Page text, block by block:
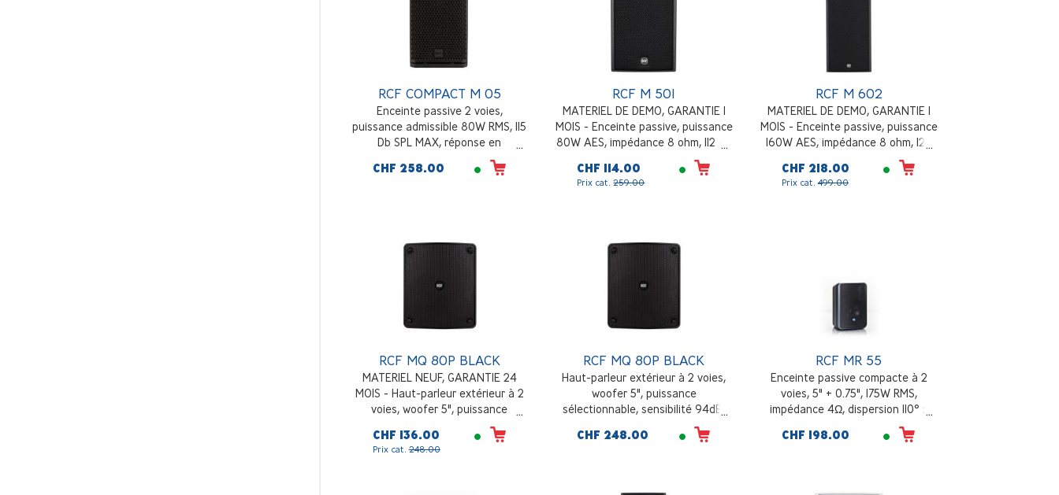
RCF COMPACT M 05
Enceinte passive 2 voies,
puissance admissible 80W RMS, 115
Db SPL MAX, réponse en
fréquence 70 - 20000 Hz, pavillon
à directivité constante 120°x80°,
CHF 258.00
RCF M 501
MATERIEL DE DEMO, GARANTIE 1
MOIS - Enceinte passive, puissance
80W AES, impédance 8 ohm, 112 dB
MAX SPL, 5.5" + 1", dispersion 90° x
90°, noir
CHF 114.00
Prix cat.259.00
RCF M 602
MATERIEL DE DEMO, GARANTIE 1
MOIS - Enceinte passive, puissance
160W AES, impédance 8 ohm, 123
dB MAX SPL, 2x6.5" + 1", dispersion
90° x 90°, noir
CHF 218.00
Prix cat.499.00
RCF MQ 80P BLACK
MATERIEL NEUF, GARANTIE 24
MOIS - Haut-parleur extérieur à 2
voies, woofer 5", puissance
sélectionnable, sensibilité 94dB,
réponse en fréquence 100Hz -
20000Hz, IP55, noir
CHF 136.00
Prix cat.248.00
RCF MQ 80P BLACK
Haut-parleur extérieur à 2 voies,
woofer 5", puissance
sélectionnable, sensibilité 94dB,
réponse en fréquence 100Hz -
20000Hz, IP55, noir
CHF 248.00
RCF MR 55
Enceinte passive compacte à 2
voies, 5" + 0.75", 175W RMS,
impédance 4Ω, dispersion 110° x
100°, Accessoire de montage
orientable inclus, Poids: 3,9 kg, noir
CHF 198.00